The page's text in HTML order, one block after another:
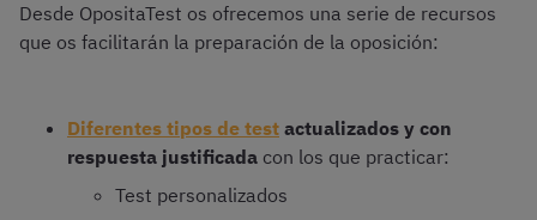
Desde OpositaTest os ofrecemos una serie de recursos
que os facilitarán la preparación de la oposición:
Diferentes tipos de test actualizados y con
respuesta justificada con los que practicar:
Test personalizados